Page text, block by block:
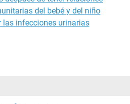
del bebé y del niño
las infecciones urinarias